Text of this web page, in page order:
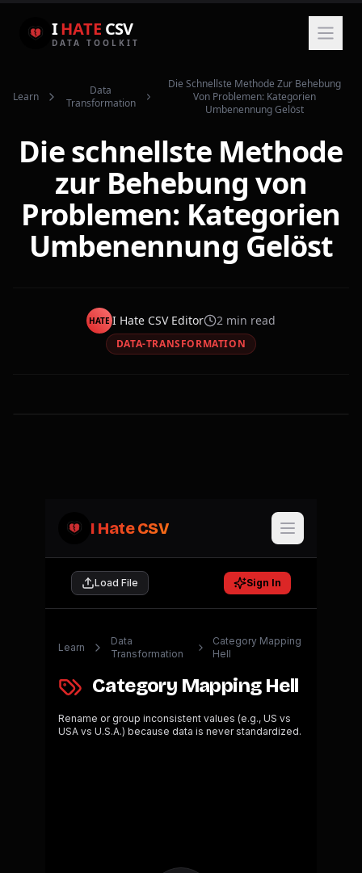
IHATE CSV
DATA TOOLKIT
Learn
Data
Transformation
Die Schnellste Methode Zur Behebung
Von Problemen: Kategorien
Umbenennung Gelöst
Die schnellste Methode
zur Behebung von
Problemen: Kategorien
Umbenennung Gelöst
HATE I Hate CSV Editor 2 min read
DATA-TRANSFORMATION